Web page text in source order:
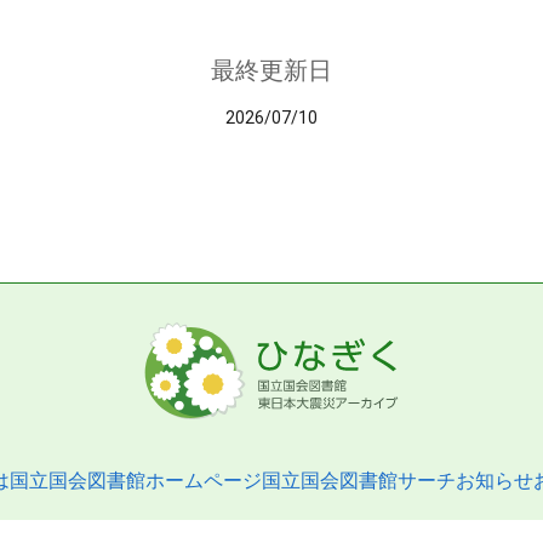
最終更新日
2026/07/10
国立国会図書館ホームページ国立国会図書館サーチお知らせ